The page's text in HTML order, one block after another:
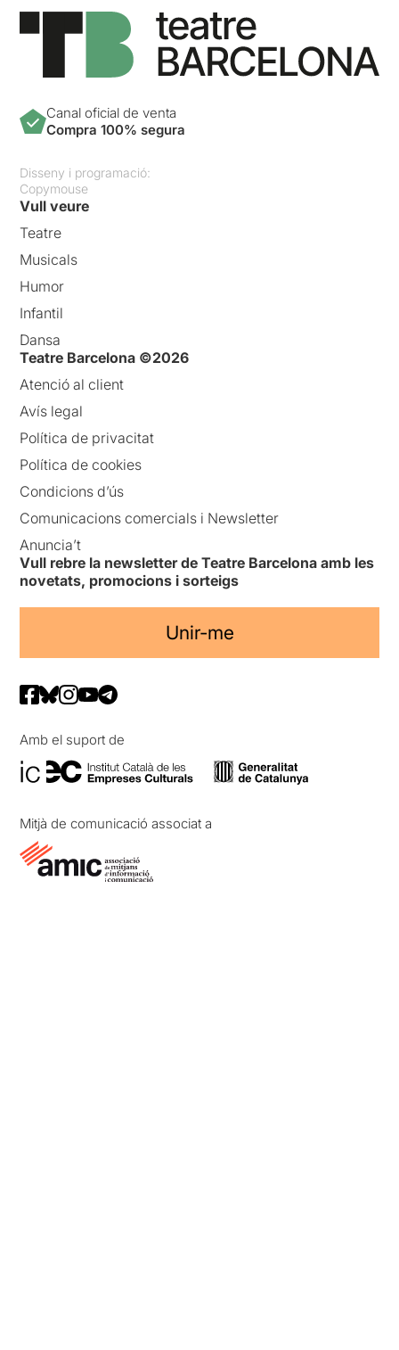
Canal oficial de venta
Compra 100% segura
Disseny i programació:
Copymouse
Vull veure
Teatre
Musicals
Humor
Infantil
Dansa
Teatre Barcelona ©2026
Atenció al client
Avís legal
Política de privacitat
Política de cookies
Condicions d’ús
Comunicacions comercials i Newsletter
Anuncia’t
Vull rebre la newsletter de Teatre Barcelona amb les
novetats, promocions i sorteigs
Unir-me
Amb el suport de
Mitjà de comunicació associat a